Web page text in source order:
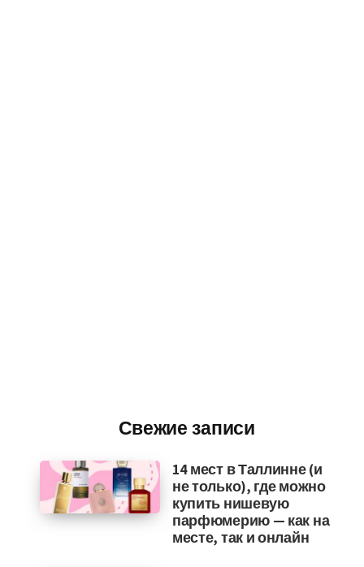
Свежие записи
14 мест в Таллинне (и
не только), где можно
купить нишевую
парфюмерию — как на
месте, так и онлайн